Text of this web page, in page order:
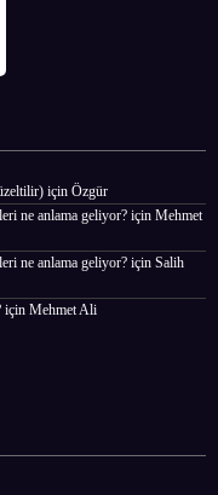
için Özgür
ne anlama geliyor? için Mehmet
ne anlama geliyor? için Salih
için Mehmet Ali